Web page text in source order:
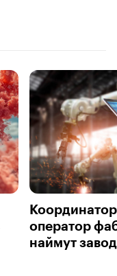
оператор
наймут